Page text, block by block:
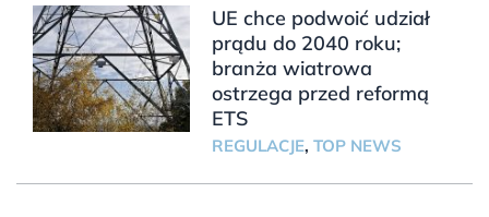
UE chce podwoić udział
prądu do 2040 roku;
branża wiatrowa
ostrzega przed reformą
ETS
REGULACJE, TOP NEWS